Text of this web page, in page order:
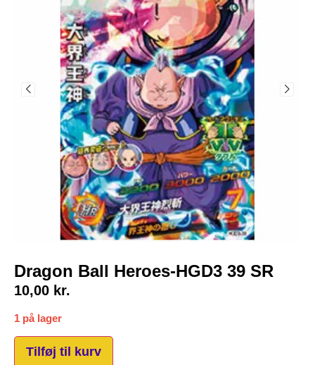
Dragon Ball Heroes-HGD3 39 SR
10,00 kr.
1 på lager
Tilføj til kurv